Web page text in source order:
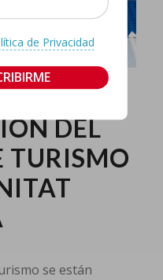
de Privacidad
DEL
TURISMO
se están